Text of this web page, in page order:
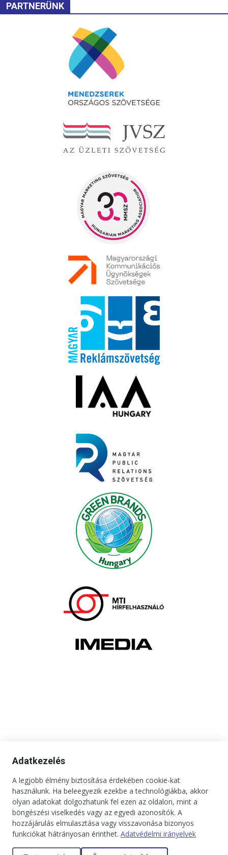
PARTNERÜNK
Adatkezelés
A legjobb élmény biztosítása érdekében cookie-kat
használunk. Ha beleegyezik ezekbe a technológiákba, akkor
olyan adatokat dolgozhatunk fel ezen az oldalon, mint a
böngészési viselkedés vagy az egyedi azonosítók. A
hozzájárulás elmulasztása vagy visszavonása bizonyos
funkciókat hátrányosan érinthet. Adatvédelmi irányelvek